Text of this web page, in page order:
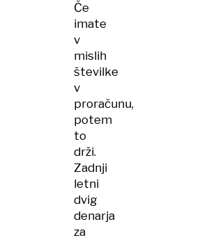
Če
imate
v
mislih
številke
v
proračunu,
potem
to
drži.
Zadnji
letni
dvig
denarja
za